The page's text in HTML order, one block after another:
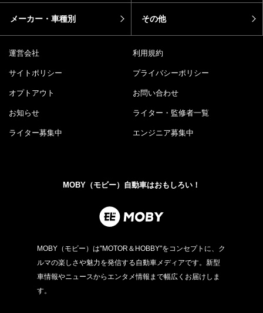
メーカー・車種別 その他
運営会社 利用規約
サイトポリシー プライバシーポリシー
オプトアウト お問い合わせ
お知らせ ライター・監修者一覧
ライター募集中 エンジニア募集中
MOBY（モビー）自動車はおもしろい！
MOBY（モビー）は"MOTOR＆HOBBY"をコンセプトに、ク
ルマの楽しさや魅力を発信する自動車メディアです。新型
車情報やニュースからエンタメ情報まで幅広くお届けしま
す。